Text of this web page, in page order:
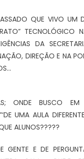
QUE VIVO UM
TECNOLÓGICO
DA
DIREÇÃO E NA
ONDE BUSCO
UMA AULA
ALUNOS?????
GENTE E DE